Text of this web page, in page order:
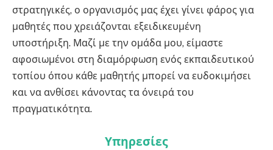
στρατηγικές, ο οργανισμός μας έχει γίνει φάρος για
μαθητές που χρειάζονται εξειδικευμένη
υποστήριξη. Μαζί με την ομάδα μου, είμαστε
αφοσιωμένοι στη διαμόρφωση ενός εκπαιδευτικού
τοπίου όπου κάθε μαθητής μπορεί να ευδοκιμήσει
και να ανθίσει κάνοντας τα όνειρά του
πραγματικότητα.
Υπηρεσίες